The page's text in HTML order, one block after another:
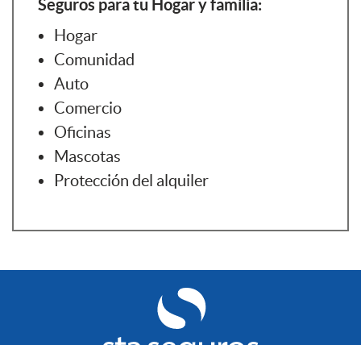
Seguros para tu Hogar y familia:
Hogar
Comunidad
Auto
Comercio
Oficinas
Mascotas
Protección del alquiler